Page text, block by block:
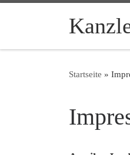
Startseite »